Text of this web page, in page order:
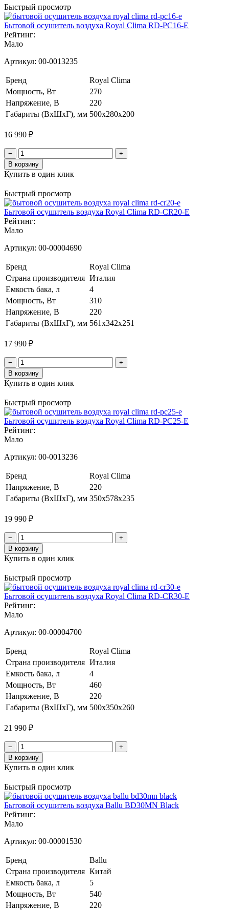
Быстрый просмотр
Бытовой осушитель воздуха Royal Clima RD-PC16-E
Рейтинг:
Мало
Артикул: 00-0013235
Бренд
Royal Clima
Мощность, Вт
270
Напряжение, В
220
Габариты (ВхШхГ), мм 500x280x200
16 990 ₽
−
+
В корзину
Купить в один клик
Быстрый просмотр
Бытовой осушитель воздуха Royal Clima RD-CR20-E
Рейтинг:
Мало
Артикул: 00-00004690
Бренд
Royal Clima
Страна производителя Италия
Емкость бака, л
4
Мощность, Вт
310
Напряжение, В
220
Габариты (ВхШхГ), мм 561x342x251
17 990 ₽
−
+
В корзину
Купить в один клик
Быстрый просмотр
Бытовой осушитель воздуха Royal Clima RD-PC25-E
Рейтинг:
Мало
Артикул: 00-0013236
Бренд
Royal Clima
Напряжение, В
220
Габариты (ВхШхГ), мм 350x578x235
19 990 ₽
−
+
В корзину
Купить в один клик
Быстрый просмотр
Бытовой осушитель воздуха Royal Clima RD-CR30-E
Рейтинг:
Мало
Артикул: 00-00004700
Бренд
Royal Clima
Страна производителя Италия
Емкость бака, л
4
Мощность, Вт
460
Напряжение, В
220
Габариты (ВхШхГ), мм 500x350x260
21 990 ₽
−
+
В корзину
Купить в один клик
Быстрый просмотр
Бытовой осушитель воздуха Ballu BD30MN Black
Рейтинг:
Мало
Артикул: 00-00001530
Бренд
Ballu
Страна производителя Китай
Емкость бака, л
5
Мощность, Вт
540
Напряжение, В
220